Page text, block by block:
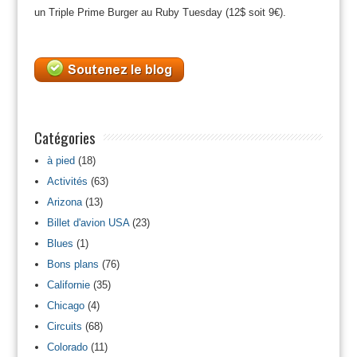
un Triple Prime Burger au Ruby Tuesday (12$ soit 9€).
Catégories
à pied(18)
Activités (63)
Arizona(13)
Billet d'avion USA(23)
Blues (1)
Bons plans (76)
Californie(35)
Chicago(4)
Circuits (68)
Colorado(11)